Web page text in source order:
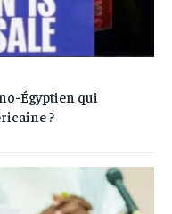
Égyptien qui
?